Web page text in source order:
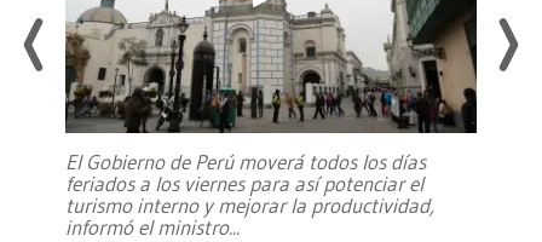
El Gobierno de Perú moverá todos los días
feriados a los viernes para así potenciar el
turismo interno y mejorar la productividad,
informó el ministro...